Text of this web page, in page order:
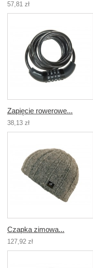
57,81 zł
Zapięcie rowerowe...
38,13 zł
Czapka zimowa...
127,92 zł